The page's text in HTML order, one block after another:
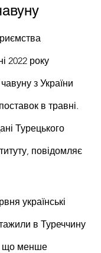
2022 року
з України
в травні.
Турецького
повідомляє
українські
в Туреччину
що менше